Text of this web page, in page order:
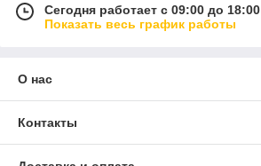
Сегодня работает с 09:00 до 18:00
Показать весь график работы
О нас
Контакты